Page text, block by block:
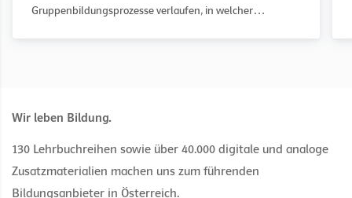
Gruppenbildungsprozesse verlaufen, in welcher
Anregungen für Ihren Unterricht.
Wir leben Bildung.
130 Lehrbuchreihen sowie über 40.000 digitale und analoge
Zusatzmaterialien machen uns zum führenden
Bildungsanbieter in Österreich.